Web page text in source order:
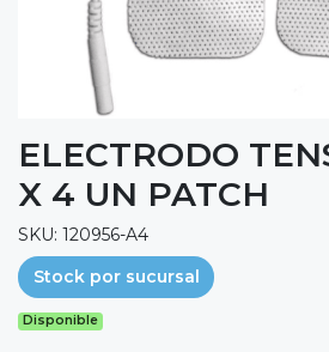
ELECTRODO
X 4 UN PATCH
SKU: 120956-A4
Stock por sucursal
Disponible